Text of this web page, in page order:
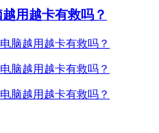
用越卡有救吗？